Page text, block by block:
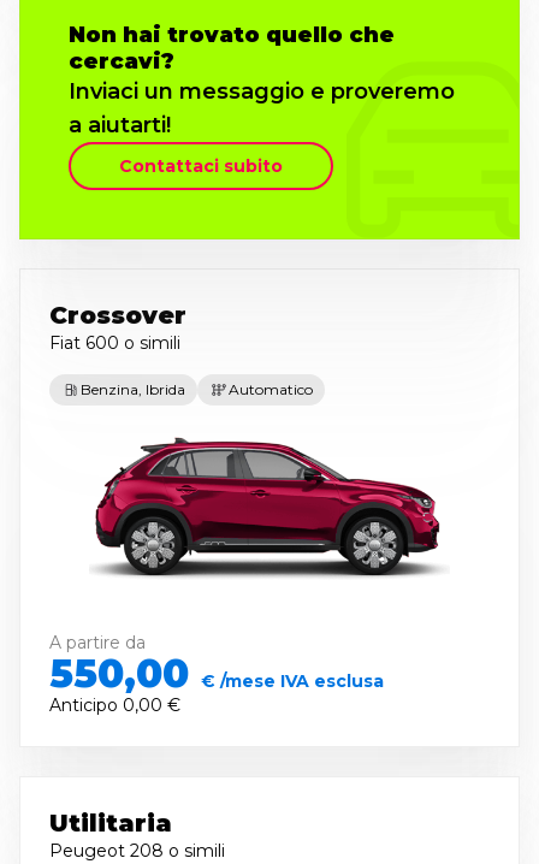
Non hai trovato quello che
cercavi?
Inviaci un messaggio e proveremo
a aiutarti!
Contattaci subito
Crossover
Fiat 600 o simili
Benzina, Ibrida Automatico
A partire da
550,00 € /mese IVA esclusa
Anticipo 0,00 €
Utilitaria
Peugeot 208 o simili